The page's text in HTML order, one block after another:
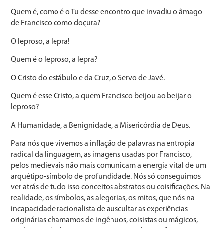
Quem é, como é o Tu desse encontro que invadiu o âmago
de Francisco como doçura?
O leproso, a lepra!
Quem é o leproso, a lepra?
O Cristo do estábulo e da Cruz, o Servo de Javé.
Quem é esse Cristo, a quem Francisco beijou ao beijar o
leproso?
A Humanidade, a Benignidade, a Misericórdia de Deus.
Para nós que vivemos a inflação de palavras na entropia
radical da linguagem, as imagens usadas por Francisco,
pelos medievais não mais comunicam a energia vital de um
arquétipo-símbolo de profundidade. Nós só conseguimos
ver atrás de tudo isso conceitos abstratos ou coisificações. Na
realidade, os símbolos, as alegorias, os mitos, que nós na
incapacidade racionalista de auscultar as experiências
originárias chamamos de ingênuos, coisistas ou mágicos,